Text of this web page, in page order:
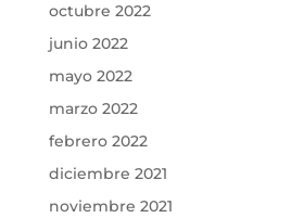
octubre 2022
junio 2022
mayo 2022
marzo 2022
febrero 2022
diciembre 2021
noviembre 2021